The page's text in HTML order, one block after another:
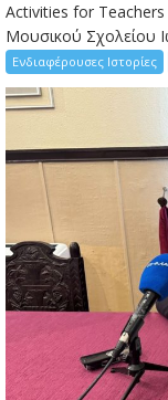
Activities for Teachers
Μουσικού Σχολείου
Ενδιαφέρουσες Ιστορίες